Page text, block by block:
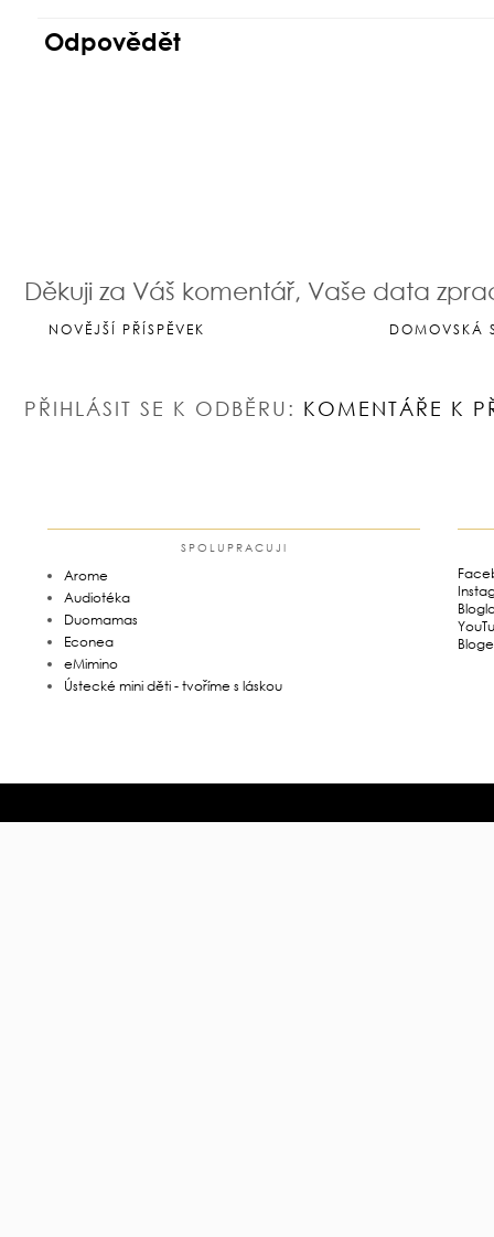
Odpovědět
Děkuji za Váš komentář, Vaše data
NOVĚJŠÍ PŘÍSPĚVEK DOMOVSKÁ
PŘIHLÁSIT SE K ODBĚRU: KOMENTÁŘE K
SPOLUPRACUJI
Arome
Audiotéka
Duomamas
Econea
eMimino
Ústecké mini děti - tvoříme s láskou